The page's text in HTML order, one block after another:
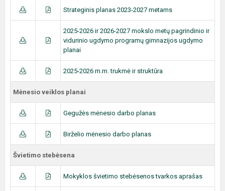
Strateginis planas 2023-2027 metams
2025-2026 ir 2026-2027 mokslo metų pagrindinio ir
vidurinio ugdymo programų gimnazijos ugdymo
planai
2025-2026 m.m. trukmė ir struktūra
Mėnesio veiklos planai
Gegužės mėnesio darbo planas
Birželio mėnesio darbo planas
Švietimo stebėsena
Mokyklos švietimo stebėsenos tvarkos aprašas